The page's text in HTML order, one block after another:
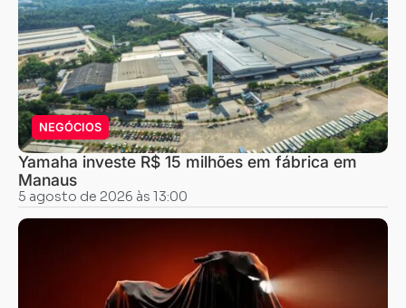
NEGÓCIOS
Yamaha investe R$ 15 milhões em fábrica em
Manaus
5 agosto de 2026 às 13:00